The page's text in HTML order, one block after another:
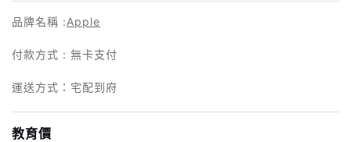
品牌名稱 :Apple
付款方式 : 無卡支付
運送方式：宅配到府
教育價